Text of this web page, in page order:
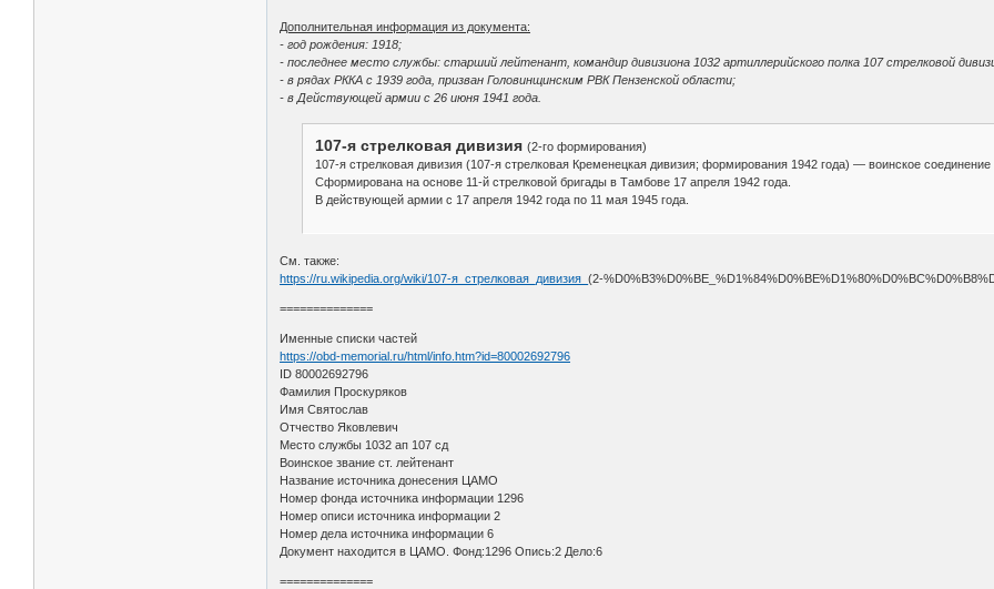
Дополнительная информация из документа:
- год рождения: 1918;
- последнее место службы: старший лейтенант, командир дивизиона 1032 артиллерийского полка 107 стрелковой
- в рядах РККА с 1939 года, призван Головинщинским РВК Пензенской области;
- в Действующей армии с 26 июня 1941 года.
107-я стрелковая дивизия (2-го формирования)
107-я стрелковая дивизия (107-я стрелковая Кременецкая дивизия; формирования 1942 года) — воинское
Сформирована на основе 11-й стрелковой бригады в Тамбове 17 апреля 1942 года.
В действующей армии c 17 апреля 1942 года по 11 мая 1945 года.
См. также:
https://ru.wikipedia.org/wiki/107-я_стрелковая_дивизия_(2-
==============
Именные списки частей
https://obd-memorial.ru/html/info.htm?id=80002692796
ID 80002692796
Фамилия Проскуряков
Имя Святослав
Отчество Яковлевич
Место службы 1032 ап 107 сд
Воинское звание ст. лейтенант
Название источника донесения ЦАМО
Номер фонда источника информации 1296
Номер описи источника информации 2
Номер дела источника информации 6
Документ находится в ЦАМО. Фонд:1296 Опись:2 Дело:6
==============